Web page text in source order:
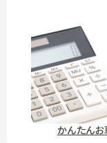
かんたんお